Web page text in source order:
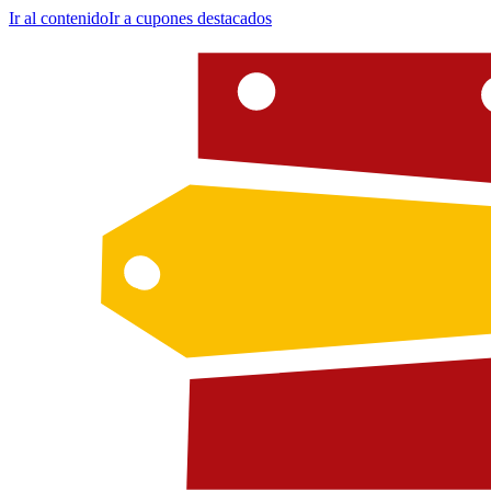
Ir al contenidoIr a cupones destacados